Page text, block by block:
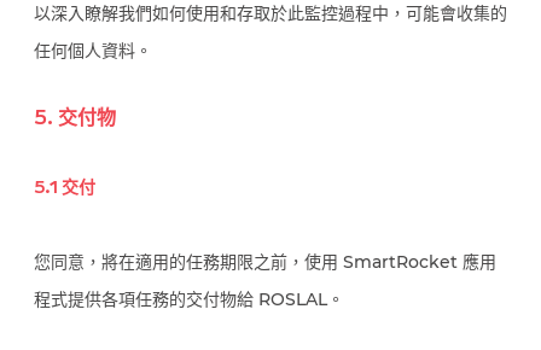
以深入瞭解我們如何使用和存取於此監控過程中，可能會收集的
任何個人資料。
5. 交付物
5.1 交付
您同意，將在適用的任務期限之前，使用 SmartRocket 應用
程式提供各項任務的交付物給 ROSLAL。